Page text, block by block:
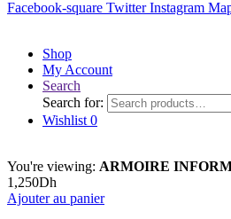
Facebook-square Twitter Instagram
Shop
My Account
Search
Search for:
Wishlist 0
You're viewing: ARMOIRE
1,250Dh
Ajouter au panier